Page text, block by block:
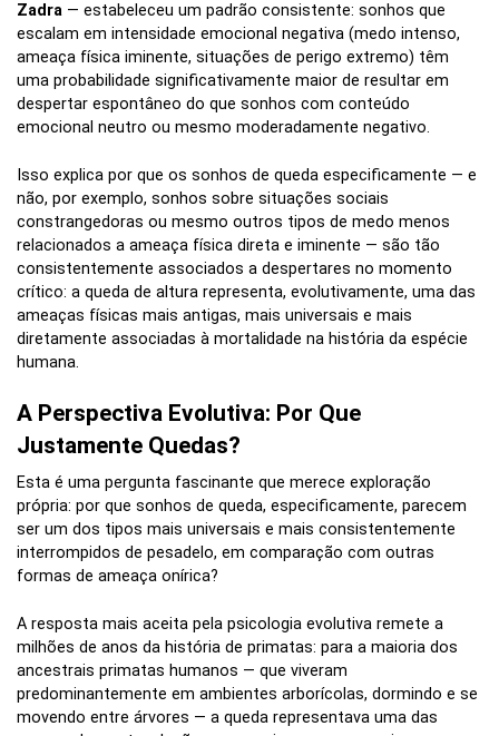
Zadra — estabeleceu um padrão consistente: sonhos que
escalam em intensidade emocional negativa (medo intenso,
ameaça física iminente, situações de perigo extremo) têm
uma probabilidade significativamente maior de resultar em
despertar espontâneo do que sonhos com conteúdo
emocional neutro ou mesmo moderadamente negativo.
Isso explica por que os sonhos de queda especificamente — e
não, por exemplo, sonhos sobre situações sociais
constrangedoras ou mesmo outros tipos de medo menos
relacionados a ameaça física direta e iminente — são tão
consistentemente associados a despertares no momento
crítico: a queda de altura representa, evolutivamente, uma das
ameaças físicas mais antigas, mais universais e mais
diretamente associadas à mortalidade na história da espécie
humana.
A Perspectiva Evolutiva: Por Que
Justamente Quedas?
Esta é uma pergunta fascinante que merece exploração
própria: por que sonhos de queda, especificamente, parecem
ser um dos tipos mais universais e mais consistentemente
interrompidos de pesadelo, em comparação com outras
formas de ameaça onírica?
A resposta mais aceita pela psicologia evolutiva remete a
milhões de anos da história de primatas: para a maioria dos
ancestrais primatas humanos — que viveram
predominantemente em ambientes arborícolas, dormindo e se
movendo entre árvores — a queda representava uma das